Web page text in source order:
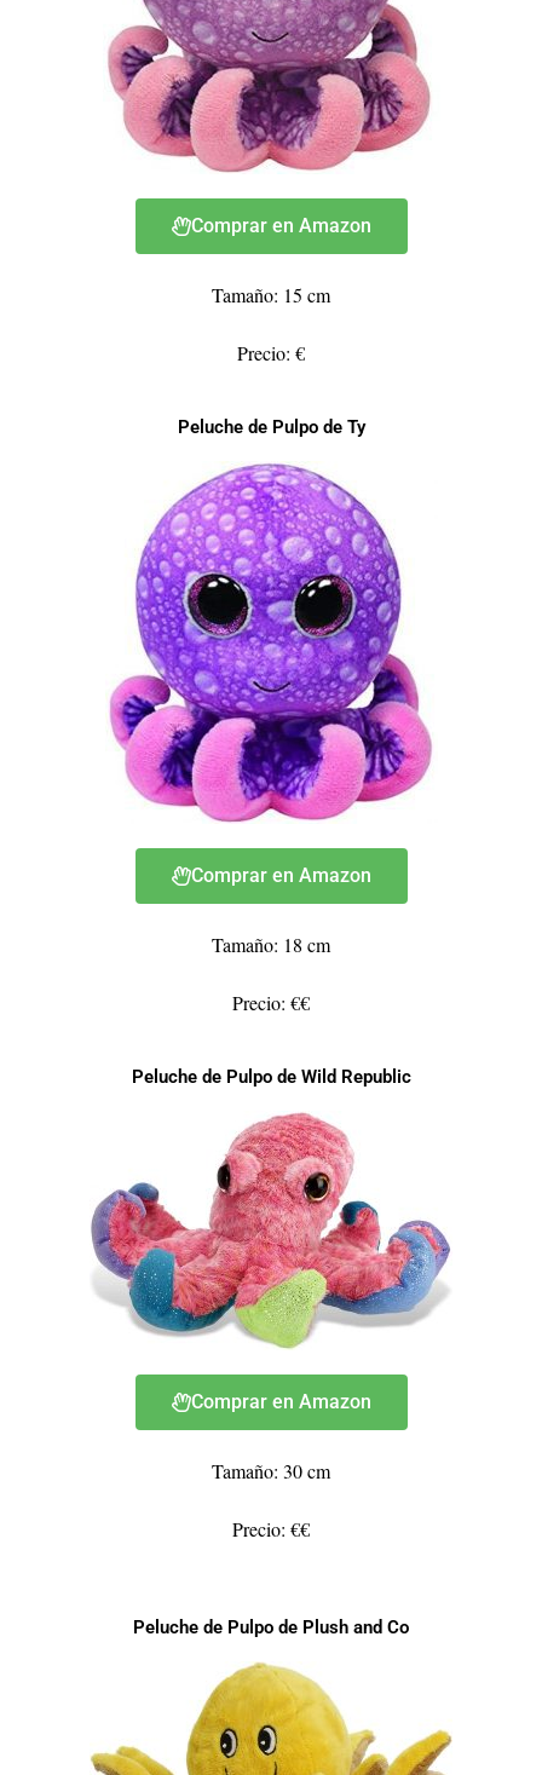
Comprar en Amazon
Tamaño: 15 cm
Precio: €
Peluche de Pulpo de Ty
Comprar en Amazon
Tamaño: 18 cm
Precio: €€
Peluche de Pulpo de Wild Republic
Comprar en Amazon
Tamaño: 30 cm
Precio: €€
Peluche de Pulpo de Plush and Co